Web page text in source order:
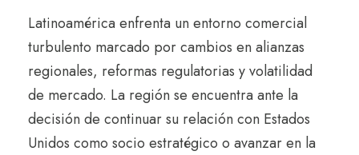
Latinoamérica enfrenta un entorno comercial
turbulento marcado por cambios en alianzas
regionales, reformas regulatorias y volatilidad
de mercado. La región se encuentra ante la
decisión de continuar su relación con Estados
Unidos como socio estratégico o avanzar en la